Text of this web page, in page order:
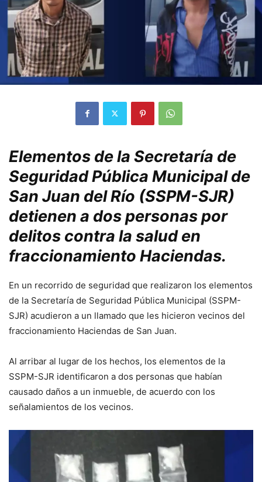
Elementos de la Secretaría de
Seguridad Pública Municipal de
San Juan del Río (SSPM-SJR)
detienen a dos personas por
delitos contra la salud en
fraccionamiento Haciendas.
En un recorrido de seguridad que realizaron los elementos
de la Secretaría de Seguridad Pública Municipal (SSPM-
SJR) acudieron a un llamado que les hicieron vecinos del
fraccionamiento Haciendas de San Juan.
Al arribar al lugar de los hechos, los elementos de la
SSPM-SJR identificaron a dos personas que habían
causado daños a un inmueble, de acuerdo con los
señalamientos de los vecinos.